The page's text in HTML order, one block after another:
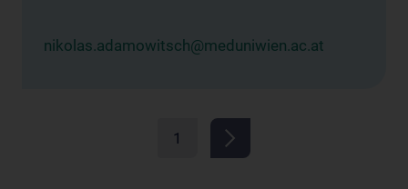
nikolas.adamowitsch@meduniwien.ac.at
1